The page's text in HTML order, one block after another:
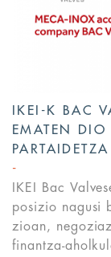
IKEI-K BAC
EMATEN DIO
IKEI Bac
posizio nagusi
zioan,
finantza-